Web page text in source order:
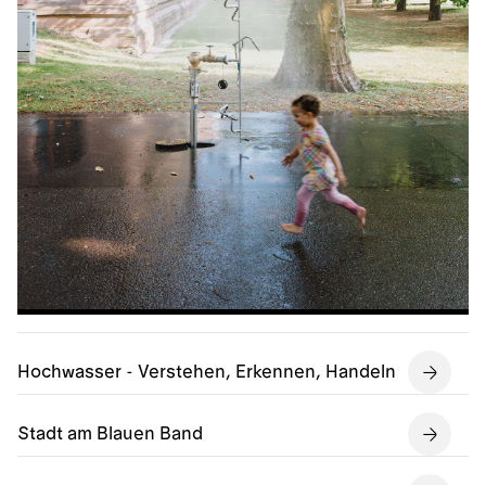
Hochwasser - Verstehen, Erkennen, Handeln
Stadt am Blauen Band